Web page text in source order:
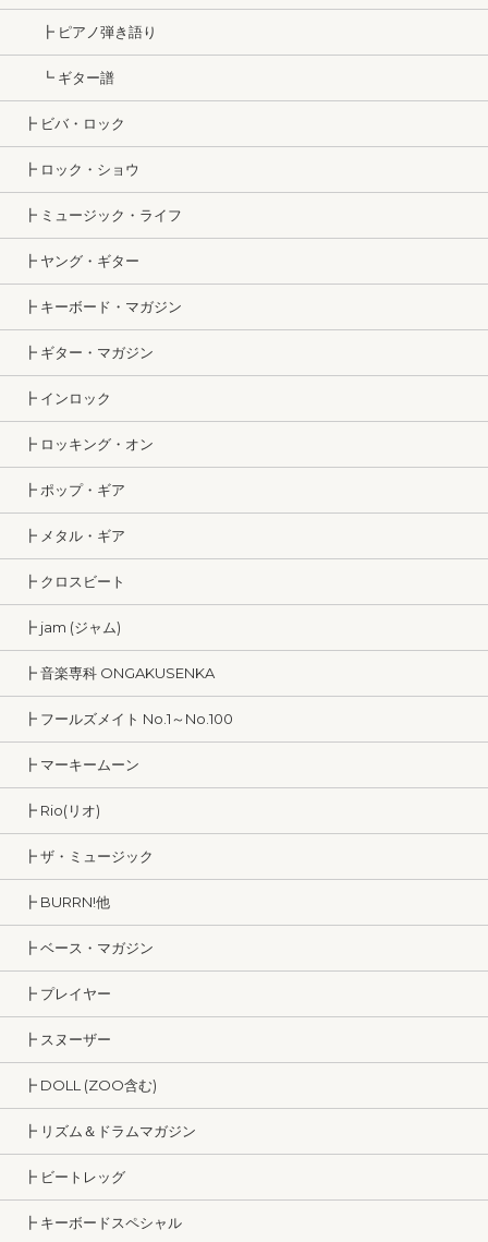
┣ ピアノ弾き語り
┗ ギター譜
┣ ビバ・ロック
┣ ロック・ショウ
┣ ミュージック・ライフ
┣ ヤング・ギター
┣ キーボード・マガジン
┣ ギター・マガジン
┣ インロック
┣ ロッキング・オン
┣ ポップ・ギア
┣ メタル・ギア
┣ クロスビート
┣ jam (ジャム)
┣ 音楽専科 ONGAKUSENKA
┣ フールズメイト No.1～No.100
┣ マーキームーン
┣ Rio(リオ)
┣ ザ・ミュージック
┣ BURRN!他
┣ ベース・マガジン
┣ プレイヤー
┣ スヌーザー
┣ DOLL (ZOO含む)
┣ リズム＆ドラムマガジン
┣ ビートレッグ
┣ キーボードスペシャル